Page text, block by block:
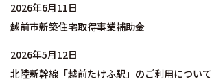
2026年6月11日
越前市新築住宅取得事業補助金
2026年5月12日
北陸新幹線「越前たけふ駅」のご利用について